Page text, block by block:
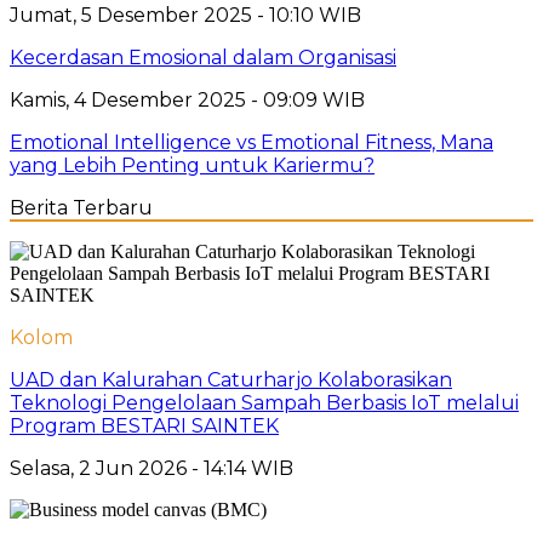
Jumat, 5 Desember 2025 - 10:10 WIB
Kecerdasan Emosional dalam Organisasi
Kamis, 4 Desember 2025 - 09:09 WIB
Emotional Intelligence vs Emotional Fitness, Mana
yang Lebih Penting untuk Kariermu?
Berita Terbaru
Kolom
UAD dan Kalurahan Caturharjo Kolaborasikan
Teknologi Pengelolaan Sampah Berbasis IoT melalui
Program BESTARI SAINTEK
Selasa, 2 Jun 2026 - 14:14 WIB